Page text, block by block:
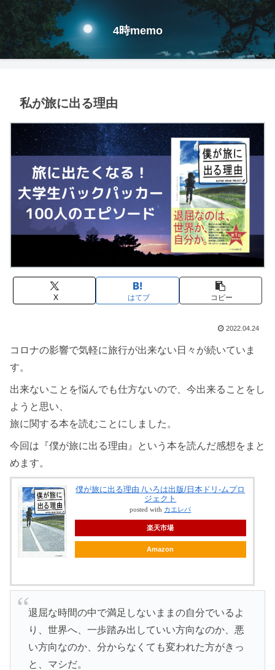
4時memo
私が旅に出る理由
X はてブ コピー
2022.04.24
コロナの影響で気軽に旅行が出来ない日々が続いていま
す。
出来ないことを悩んでも仕方ないので、今出来ることをし
ようと思い、
旅に関する本を読むことにしました。
今回は『僕が旅に出る理由』という本を読んだ感想をまと
めます。
僕が旅に出る理由 /いろは出版/日本ドリ-ムプロ
ジェクト
posted with カエレバ
楽天市場
Amazon
退屈な時間の中で満足しないままの自分でいるよ
り、世界へ、一歩踏み出していい方向なのか、悪
い方向なのか、分からなくても変われた方がきっ
と、マシだ。